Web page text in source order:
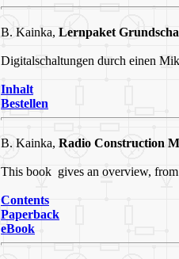
B. Kainka, Lernpaket
Digitalschaltungen durch einen
Inhalt
Bestellen
B. Kainka, Radio Construction
This book gives an overview,
Contents
Paperback
eBook